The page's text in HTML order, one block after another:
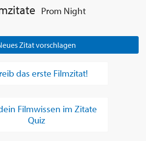
Prom Night
Zitat vorschlagen
das erste Filmzitat!
Filmwissen im Zitate
Quiz